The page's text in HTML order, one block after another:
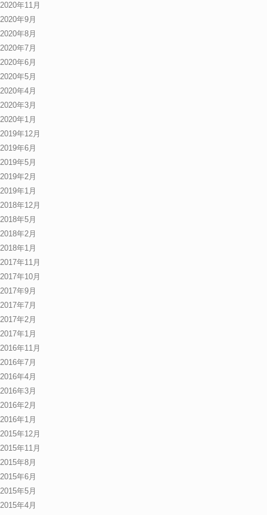
2020年11月
2020年9月
2020年8月
2020年7月
2020年6月
2020年5月
2020年4月
2020年3月
2020年1月
2019年12月
2019年6月
2019年5月
2019年2月
2019年1月
2018年12月
2018年5月
2018年2月
2018年1月
2017年11月
2017年10月
2017年9月
2017年7月
2017年2月
2017年1月
2016年11月
2016年7月
2016年4月
2016年3月
2016年2月
2016年1月
2015年12月
2015年11月
2015年8月
2015年6月
2015年5月
2015年4月